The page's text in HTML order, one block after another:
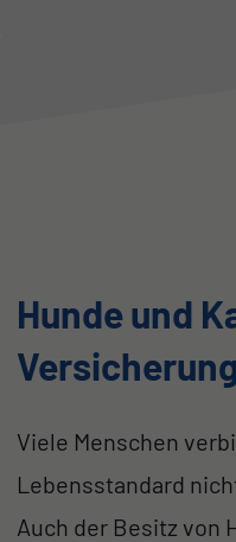
Hunde und
Versicherung
Viele Menschen
Lebensstandard
Auch der Besitz von